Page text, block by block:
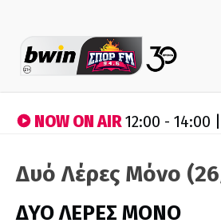
NOW ON AIR12:00 - 14:00 |
Δυό Λέρες Μόνο
ΔΥΟ ΛΕΡΕΣ ΜΟΝΟ